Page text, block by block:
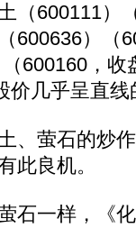
（600111）
600636）（
600160，
价几乎呈直
萤石的炒作
此良机。
一样，《化